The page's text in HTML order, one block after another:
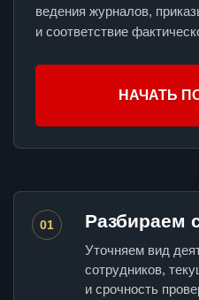
ведения журналов,
и соответствие
НАЧАТЬ
01 Разбираем
Уточняем вид
сотрудников,
и срочность